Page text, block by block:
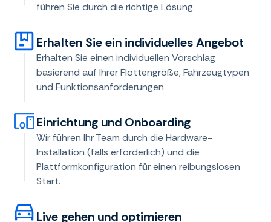
führen Sie durch die richtige Lösung.
Erhalten Sie ein individuelles Angebot
Erhalten Sie einen individuellen Vorschlag
basierend auf Ihrer Flottengröße, Fahrzeugtypen
und Funktionsanforderungen
Einrichtung und Onboarding
Wir führen Ihr Team durch die Hardware-
Installation (falls erforderlich) und die
Plattformkonfiguration für einen reibungslosen
Start.
Live gehen und optimieren